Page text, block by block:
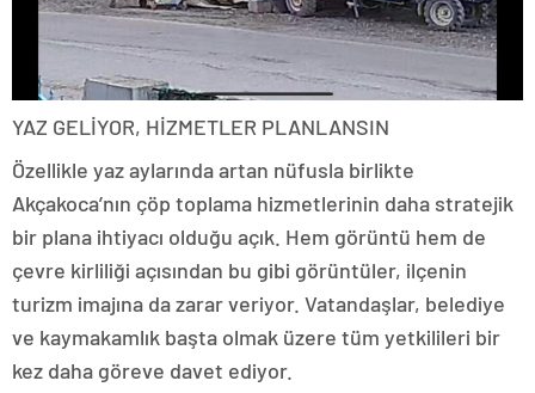
YAZ GELİYOR, HİZMETLER PLANLANSIN
Özellikle yaz aylarında artan nüfusla birlikte
Akçakoca’nın çöp toplama hizmetlerinin daha stratejik
bir plana ihtiyacı olduğu açık. Hem görüntü hem de
çevre kirliliği açısından bu gibi görüntüler, ilçenin
turizm imajına da zarar veriyor. Vatandaşlar, belediye
ve kaymakamlık başta olmak üzere tüm yetkilileri bir
kez daha göreve davet ediyor.